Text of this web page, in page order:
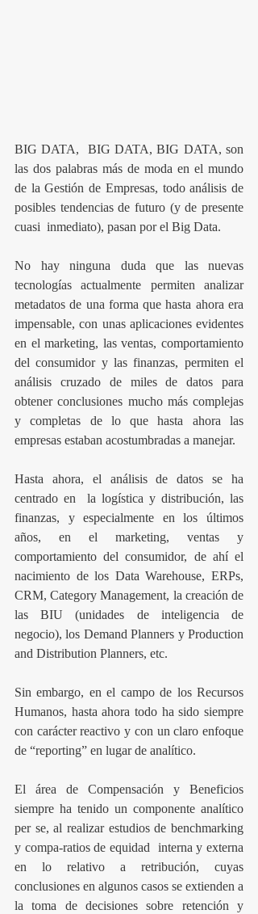
BIG DATA,  BIG DATA, BIG DATA, son
las dos palabras más de moda en el mundo
de la Gestión de Empresas, todo análisis de
posibles tendencias de futuro (y de presente
cuasi  inmediato), pasan por el Big Data.
No hay ninguna duda que las nuevas
tecnologías actualmente permiten analizar
metadatos de una forma que hasta ahora era
impensable, con unas aplicaciones evidentes
en el marketing, las ventas, comportamiento
del consumidor y las finanzas, permiten el
análisis cruzado de miles de datos para
obtener conclusiones mucho más complejas
y completas de lo que hasta ahora las
empresas estaban acostumbradas a manejar.
Hasta ahora, el análisis de datos se ha
centrado en  la logística y distribución, las
finanzas, y especialmente en los últimos
años, en el marketing, ventas y
comportamiento del consumidor, de ahí el
nacimiento de los Data Warehouse, ERPs,
CRM, Category Management, la creación de
las BIU (unidades de inteligencia de
negocio), los Demand Planners y Production
and Distribution Planners, etc.
Sin embargo, en el campo de los Recursos
Humanos, hasta ahora todo ha sido siempre
con carácter reactivo y con un claro enfoque
de “reporting” en lugar de analítico.
El área de Compensación y Beneficios
siempre ha tenido un componente analítico
per se, al realizar estudios de benchmarking
y compa-ratios de equidad  interna y externa
en lo relativo a retribución, cuyas
conclusiones en algunos casos se extienden a
la toma de decisiones sobre retención y